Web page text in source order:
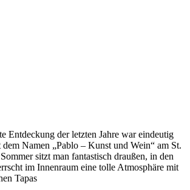
Entdeckung der letzten Jahre war eindeutig
Namen „Pablo – Kunst und Wein“ am St.
sitzt man fantastisch draußen, in den
im Innenraum eine tolle Atmosphäre mit
Tapas